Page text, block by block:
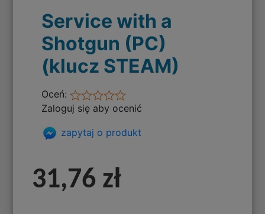
Service with a
Shotgun (PC)
(klucz STEAM)
Oceń:
Zaloguj się aby ocenić
zapytaj o produkt
31,76 zł